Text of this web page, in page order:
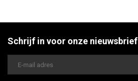
Schrijf in voor onze nieuwsbrief